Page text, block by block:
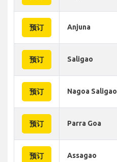
预订 Anjuna
预订 Saligao
预订 Nagoa Saligao
预订 Parra Goa
预订 Assagao